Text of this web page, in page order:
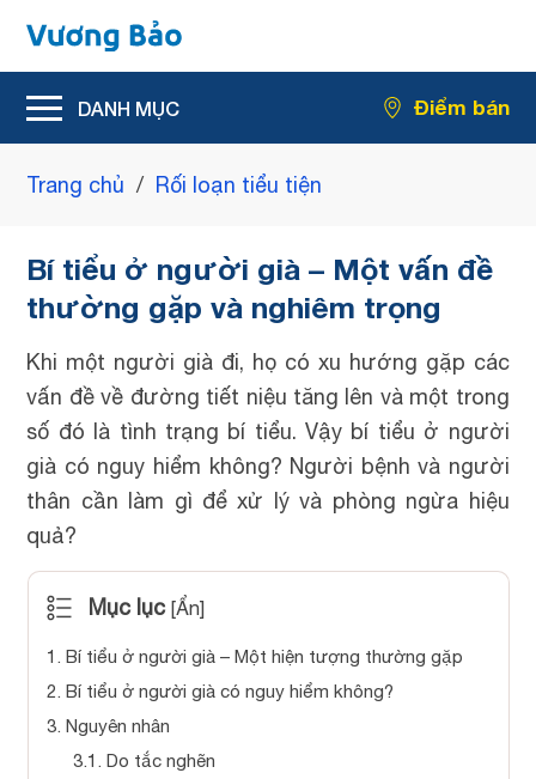
Hỗ trợ giảm rối loạn tiểu tiện
Hỗ trợ giảm kích thước u xơ tiền liệt tuyến
Điểm bán
Trang chủ / Rối loạn tiểu tiện
Bí tiểu ở người già – Một vấn đề
thường gặp và nghiêm trọng
Khi một người già đi, họ có xu hướng gặp các
vấn đề về đường tiết niệu tăng lên và một trong
số đó là tình trạng bí tiểu. Vậy bí tiểu ở người
già có nguy hiểm không? Người bệnh và người
thân cần làm gì để xử lý và phòng ngừa hiệu
quả?
Mục lục [Ẩn]
1. Bí tiểu ở người già – Một hiện tượng thường gặp
2. Bí tiểu ở người già có nguy hiểm không?
3. Nguyên nhân
3.1. Do tắc nghẽn